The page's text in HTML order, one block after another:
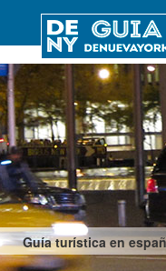
Guía turística en